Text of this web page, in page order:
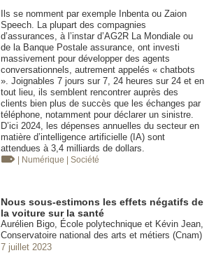
Ils se nomment par exemple Inbenta ou Zaion
Speech. La plupart des compagnies
d’assurances, à l’instar d’AG2R La Mondiale ou
de la Banque Postale assurance, ont investi
massivement pour développer des agents
conversationnels, autrement appelés « chatbots
». Joignables 7 jours sur 7, 24 heures sur 24 et en
tout lieu, ils semblent rencontrer auprès des
clients bien plus de succès que les échanges par
téléphone, notamment pour déclarer un sinistre.
D’ici 2024, les dépenses annuelles du secteur en
matière d’intelligence artificielle (IA) sont
attendues à 3,4 milliards de dollars.
| Numérique | Société
Nous sous-estimons les effets négatifs de
la voiture sur la santé
Aurélien Bigo, École polytechnique et Kévin Jean,
Conservatoire national des arts et métiers (Cnam)
7 juillet 2023